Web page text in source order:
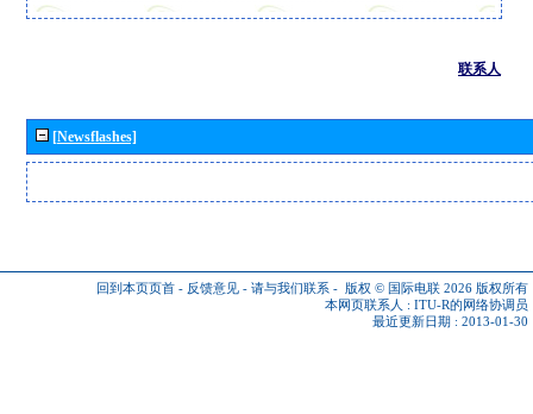
联系人
[Newsflashes]
回到本页页首 - 反馈意见 - 请与我们联系 - 版权 © 国际电联 2026 版权所有
本网页联系人 : ITU-R的网络协调员
最近更新日期 : 2013-01-30